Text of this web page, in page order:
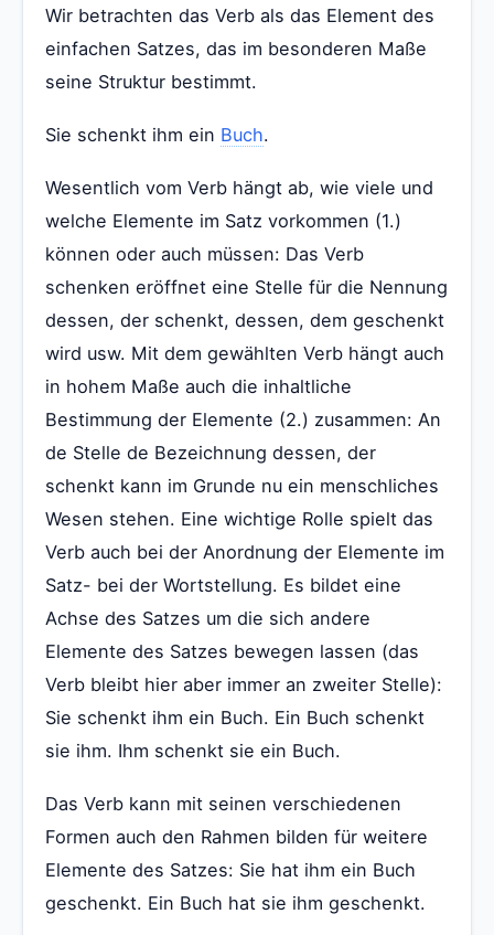
Wir betrachten das Verb als das Element des
einfachen Satzes, das im besonderen Maße
seine Struktur bestimmt.
Sie schenkt ihm ein Buch.
Wesentlich vom Verb hängt ab, wie viele und
welche Elemente im Satz vorkommen (1.)
können oder auch müssen: Das Verb
schenken eröffnet eine Stelle für die Nennung
dessen, der schenkt, dessen, dem geschenkt
wird usw. Mit dem gewählten Verb hängt auch
in hohem Maße auch die inhaltliche
Bestimmung der Elemente (2.) zusammen: An
de Stelle de Bezeichnung dessen, der
schenkt kann im Grunde nu ein menschliches
Wesen stehen. Eine wichtige Rolle spielt das
Verb auch bei der Anordnung der Elemente im
Satz- bei der Wortstellung. Es bildet eine
Achse des Satzes um die sich andere
Elemente des Satzes bewegen lassen (das
Verb bleibt hier aber immer an zweiter Stelle):
Sie schenkt ihm ein Buch. Ein Buch schenkt
sie ihm. Ihm schenkt sie ein Buch.
Das Verb kann mit seinen verschiedenen
Formen auch den Rahmen bilden für weitere
Elemente des Satzes: Sie hat ihm ein Buch
geschenkt. Ein Buch hat sie ihm geschenkt.